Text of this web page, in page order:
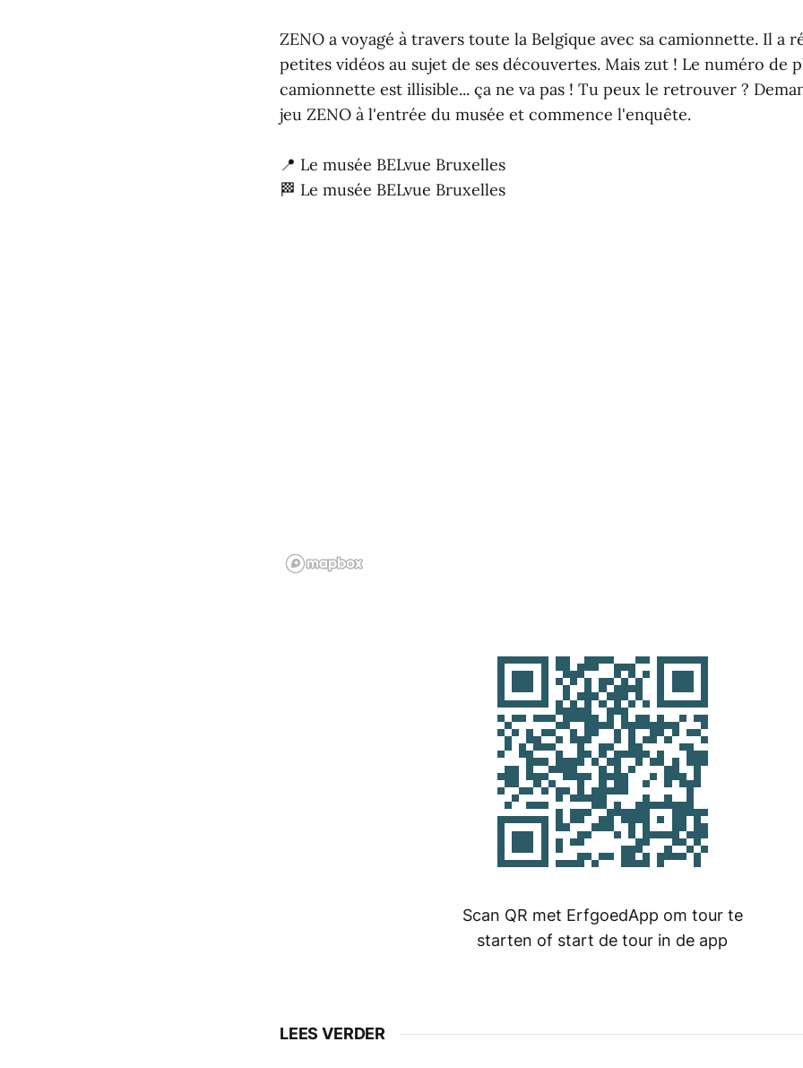
ZENO a voyagé à travers toute la Belgique avec sa camionnette. Il a
petites vidéos au sujet de ses découvertes. Mais zut ! Le numéro de
camionnette est illisible... ça ne va pas ! Tu peux le retrouver ?
jeu ZENO à l'entrée du musée et commence l'enquête.
📍 Le musée BELvue Bruxelles
🏁 Le musée BELvue Bruxelles
Scan QR met ErfgoedApp om tour te
starten of start de tour in de app
LEES VERDER